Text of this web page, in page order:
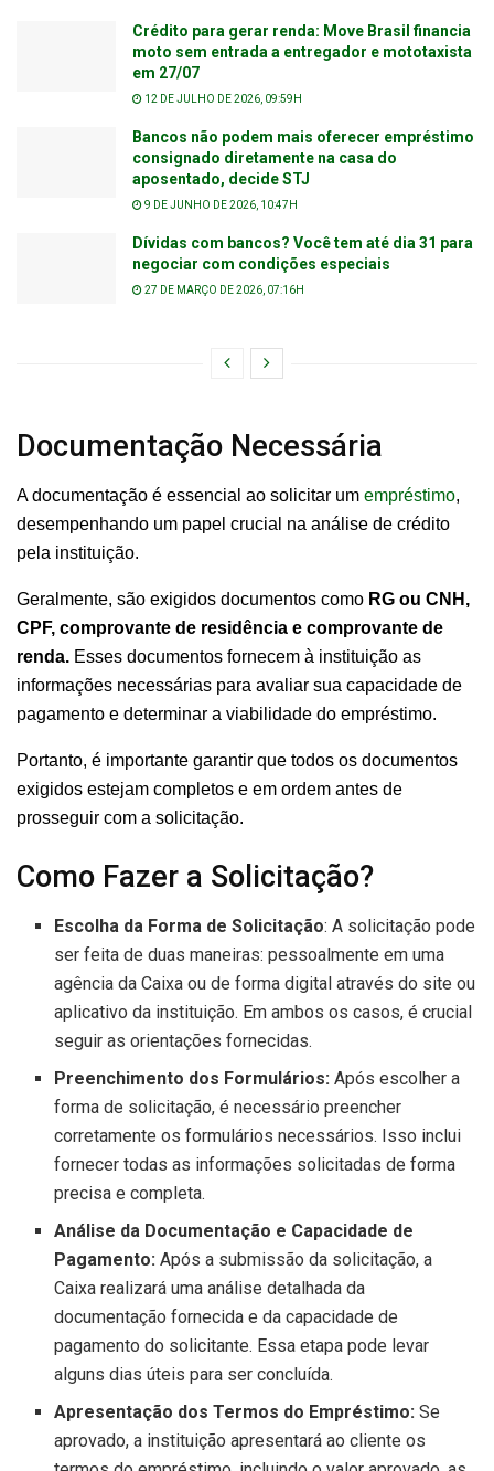
Crédito para gerar renda: Move Brasil financia
moto sem entrada a entregador e mototaxista
em 27/07
12 DE JULHO DE 2026, 09:59H
Bancos não podem mais oferecer empréstimo
consignado diretamente na casa do
aposentado, decide STJ
9 DE JUNHO DE 2026, 10:47H
Dívidas com bancos? Você tem até dia 31 para
negociar com condições especiais
27 DE MARÇO DE 2026, 07:16H
Documentação Necessária
A documentação é essencial ao solicitar um empréstimo,
desempenhando um papel crucial na análise de crédito
pela instituição.
Geralmente, são exigidos documentos como RG ou CNH,
CPF, comprovante de residência e comprovante de
renda. Esses documentos fornecem à instituição as
informações necessárias para avaliar sua capacidade de
pagamento e determinar a viabilidade do empréstimo.
Portanto, é importante garantir que todos os documentos
exigidos estejam completos e em ordem antes de
prosseguir com a solicitação.
Como Fazer a Solicitação?
Escolha da Forma de Solicitação: A solicitação pode
ser feita de duas maneiras: pessoalmente em uma
agência da Caixa ou de forma digital através do site ou
aplicativo da instituição. Em ambos os casos, é crucial
seguir as orientações fornecidas.
Preenchimento dos Formulários: Após escolher a
forma de solicitação, é necessário preencher
corretamente os formulários necessários. Isso inclui
fornecer todas as informações solicitadas de forma
precisa e completa.
Análise da Documentação e Capacidade de
Pagamento: Após a submissão da solicitação, a
Caixa realizará uma análise detalhada da
documentação fornecida e da capacidade de
pagamento do solicitante. Essa etapa pode levar
alguns dias úteis para ser concluída.
Apresentação dos Termos do Empréstimo: Se
aprovado, a instituição apresentará ao cliente os